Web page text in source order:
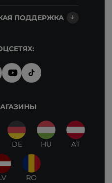
ПОДДЕРЖКА
DE HU AT
RO